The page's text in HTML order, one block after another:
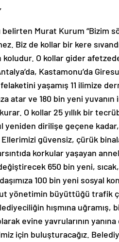
belirten Murat Kurum “Bizim
Biz de kollar bir kere
koludur. O kollar gider
Kastamonu’da
yaşamış 11 ilimize
ve 180 bin yeni yuvanın
O kollar 25 yıllık bir
yeniden dirilişe geçene
güvensiz, çürük
korkular yaşayan
650 bin yeni,
100 bin yeni sosyal
yönetimin büyüttüğü trafik
hışmına uğramış,
evine yavrularının
için buluşturacağız.